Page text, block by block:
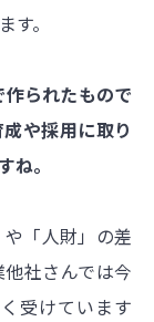
。
られたもので
や採用に取り
ね。
「人財」の差
社さんでは今
受けています